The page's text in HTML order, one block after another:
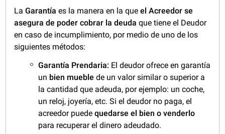
LaGarantíaes la manera en la queel Acreedor se
asegura de poder cobrar la deudaque tiene el Deudor
en caso de incumplimiento, por medio de uno de los
siguientes métodos:
Garantía Prendaria: El deudor ofrece en garantía
un bien mueble de un valor similar o superior a
la cantidad que adeuda, por ejemplo: un coche,
un reloj, joyería, etc. Si el deudor no paga, el
acreedor puedequedarse el bien o venderlo
para recuperar el dinero adeudado.